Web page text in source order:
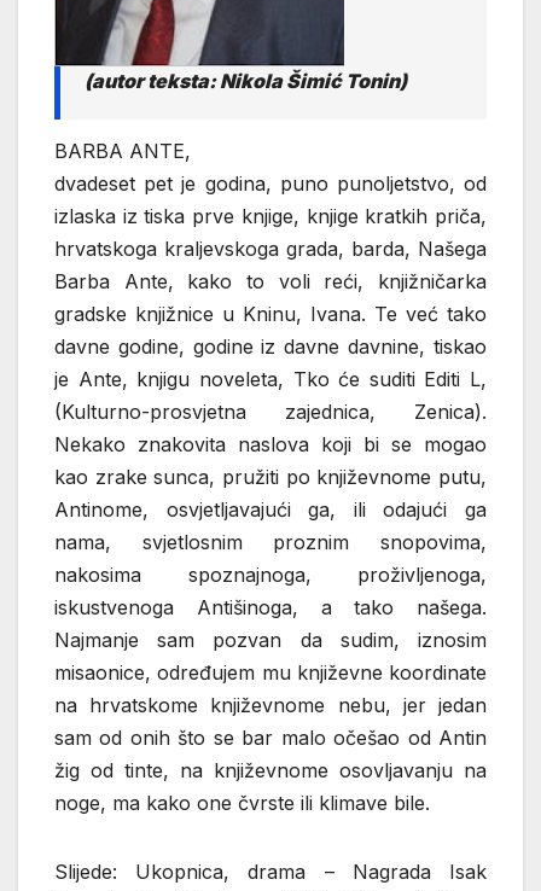
(autor teksta: Nikola Šimić Tonin)
BARBA ANTE,
dvadeset pet je godina, puno punoljetstvo, od
izlaska iz tiska prve knjige, knjige kratkih priča,
hrvatskoga kraljevskoga grada, barda, Našega
Barba Ante, kako to voli reći, knjižničarka
gradske knjižnice u Kninu, Ivana. Te već tako
davne godine, godine iz davne davnine, tiskao
je Ante, knjigu noveleta, Tko će suditi Editi L,
(Kulturno-prosvjetna zajednica, Zenica).
Nekako znakovita naslova koji bi se mogao
kao zrake sunca, pružiti po književnome putu,
Antinome, osvjetljavajući ga, ili odajući ga
nama, svjetlosnim proznim snopovima,
nakosima spoznajnoga, proživljenoga,
iskustvenoga Antišinoga, a tako našega.
Najmanje sam pozvan da sudim, iznosim
misaonice, određujem mu književne koordinate
na hrvatskome književnome nebu, jer jedan
sam od onih što se bar malo očešao od Antin
žig od tinte, na književnome osovljavanju na
noge, ma kako one čvrste ili klimave bile.
Slijede: Ukopnica, drama – Nagrada Isak